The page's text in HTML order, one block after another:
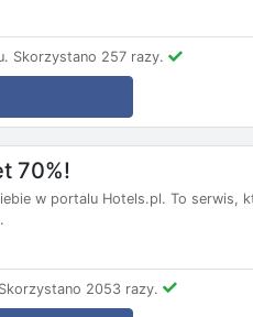
Skorzystano 257 razy.
70%!
w portalu Hotels.pl. To serwis,
Skorzystano 2053 razy.